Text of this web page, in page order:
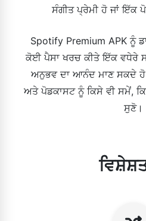
ਸੰਗੀਤ ਪ੍ਰੇਮੀ ਹੋ ਜਾਂ ਇੱਕ
Spotify Premium APK ਨੂੰ
ਕੋਈ ਪੈਸਾ ਖਰਚ ਕੀਤੇ ਇੱਕ ਵਧੇਰੇ
ਅਨੁਭਵ ਦਾ ਆਨੰਦ ਮਾਣ ਸਕਦੇ
ਅਤੇ ਪੋਡਕਾਸਟ ਨੂੰ ਕਿਸੇ ਵੀ ਸਮੇਂ,
ਸੁਣੋ।